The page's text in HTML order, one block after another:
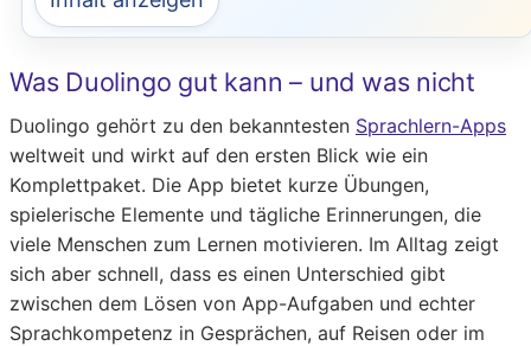
Was Duolingo gut kann – und was nicht
Duolingo gehört zu den bekanntesten Sprachlern-Apps
weltweit und wirkt auf den ersten Blick wie ein
Komplettpaket. Die App bietet kurze Übungen,
spielerische Elemente und tägliche Erinnerungen, die
viele Menschen zum Lernen motivieren. Im Alltag zeigt
sich aber schnell, dass es einen Unterschied gibt
zwischen dem Lösen von App-Aufgaben und echter
Sprachkompetenz in Gesprächen, auf Reisen oder im